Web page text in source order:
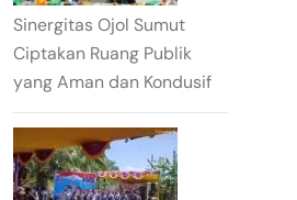
Sinergitas Ojol Sumut
Ciptakan Ruang Publik
yang Aman dan Kondusif